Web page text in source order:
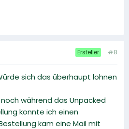
Ersteller #8
sich das überhaupt lohnen
während das Unpacked
konnte ich einen
kam eine Mail mit